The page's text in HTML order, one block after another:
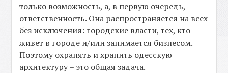
только возможность, а, в первую очередь,
ответственность. Она распространяется на всех
без исключения: городские власти, тех, кто
живет в городе и/или занимается бизнесом.
Поэтому охранять и хранить одесскую
архитектуру – это общая задача.